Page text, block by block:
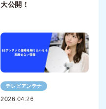
大公開！
テレビアンテナ
2026.04.26